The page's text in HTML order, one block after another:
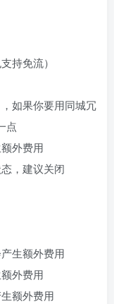
持免流）
，如果你要用同城冗
点
外费用
，建议关闭
生额外费用
外费用
额外费用